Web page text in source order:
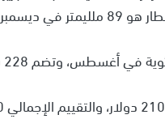
ديسمبر.